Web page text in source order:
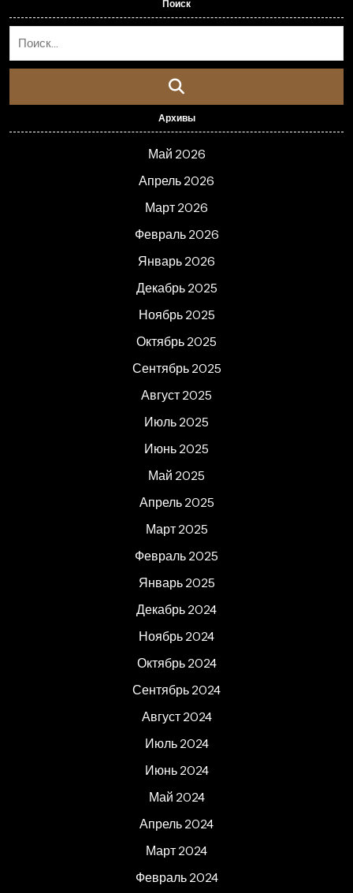
Поиск
Архивы
Май 2026
Апрель 2026
Март 2026
Февраль 2026
Январь 2026
Декабрь 2025
Ноябрь 2025
Октябрь 2025
Сентябрь 2025
Август 2025
Июль 2025
Июнь 2025
Май 2025
Апрель 2025
Март 2025
Февраль 2025
Январь 2025
Декабрь 2024
Ноябрь 2024
Октябрь 2024
Сентябрь 2024
Август 2024
Июль 2024
Июнь 2024
Май 2024
Апрель 2024
Март 2024
Февраль 2024